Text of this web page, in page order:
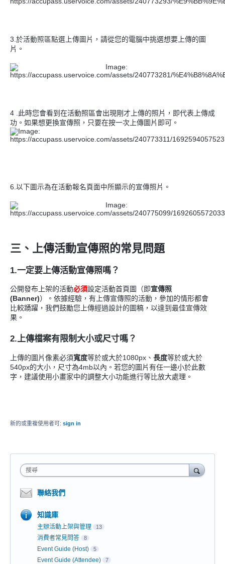
3.於活動照區點選上傳圖片， 請從您的電腦中挑選想要上傳的圖
片。
4 .此時您會看到在活動照區會出現剛才上傳的照片，即代表上傳成
功。如果想更換宣傳照，只要在按一次上傳圖片 即可。
6.以下圖示為在活動報名頁面中所顯示的宣傳照片。
三、上傳活動宣傳照的常見問題
1.一定要上傳活動宣傳照嗎？
公開發布上架的活動必須設定活動首頁圖（即宣傳照
(Banner)）。依據經驗，有上傳宣傳照的活動，參加的情形都會
比較踴躍，我們鼓勵您上傳經過設計的圖稿，以達到最佳宣傳效
果。
2.上傳檔案有限制大小或尺寸嗎？
上傳的圖片像素必須寬度等於或大於1080px、 長度等於或大於
540px的大小，尺寸為4mb以內。若您的圖片有任一邊小於此數
字，建議使用小畫家中的調整大小功能進行等比放大處理。
新的或重複使用者可: sign in
搜尋
聯絡我們
知識庫
主辦活動上架與管理 13
消費者常見問答 8
Event Guide (Host) 5
Event Guide (Attendee) 7